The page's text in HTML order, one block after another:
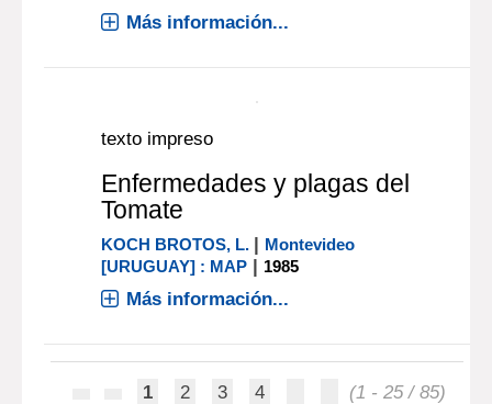
Más información...
texto impreso
Enfermedades y plagas del
Tomate
KOCH BROTOS, L. | Montevideo
[URUGUAY] : MAP | 1985
Más información...
(1 - 25 / 85)